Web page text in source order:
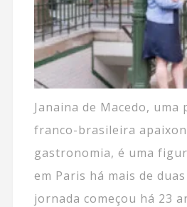
Janaina de Macedo, uma
franco-brasileira
gastronomia, é uma
em Paris há mais de duas
jornada começou há 23